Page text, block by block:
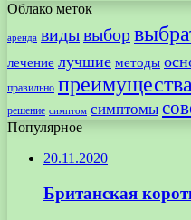
Облако меток
аренда видывыбор
лечение лучшие методы
правильно преимущества
решение симптом симптомы
Популярное
20.11.2020
Британская